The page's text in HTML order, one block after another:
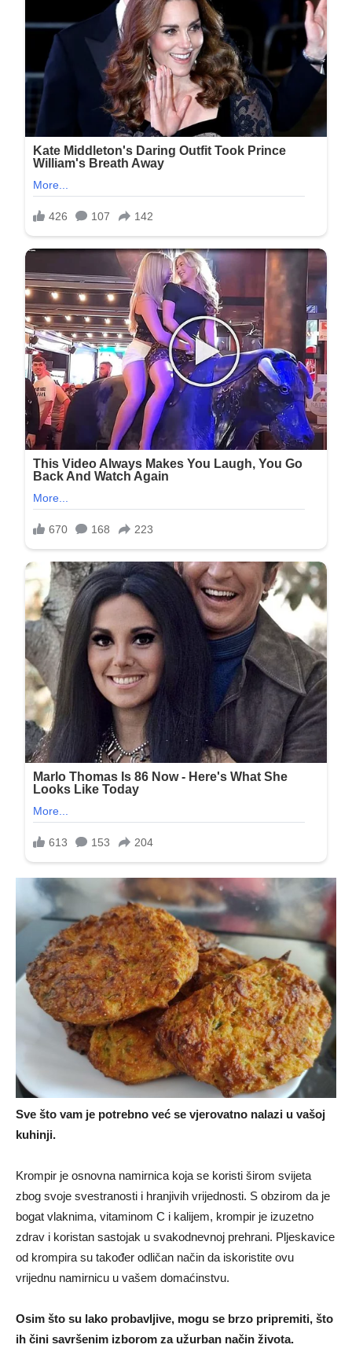
Sve što vam je potrebno već se vjerovatno nalazi u vašoj
kuhinji.
Krompir je osnovna namirnica koja se koristi širom svijeta
zbog svoje svestranosti i hranjivih vrijednosti. S obzirom da je
bogat vlaknima, vitaminom C i kalijem, krompir je izuzetno
zdrav i koristan sastojak u svakodnevnoj prehrani. Pljeskavice
od krompira su također odličan način da iskoristite ovu
vrijednu namirnicu u vašem domaćinstvu.
Osim što su lako probavljive, mogu se brzo pripremiti, što
ih čini savršenim izborom za užurban način života.